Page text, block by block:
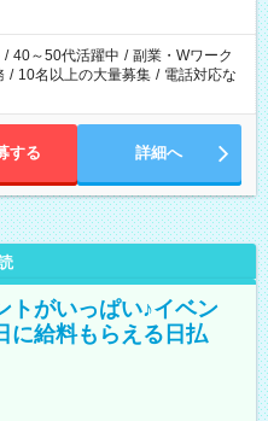
があります。
/ 40～50代活躍中 / 副業・Wワーク
/ 10名以上の大量募集 / 電話対応な
する 詳細へ
トがいっぱい♪イベン
に給料もらえる日払